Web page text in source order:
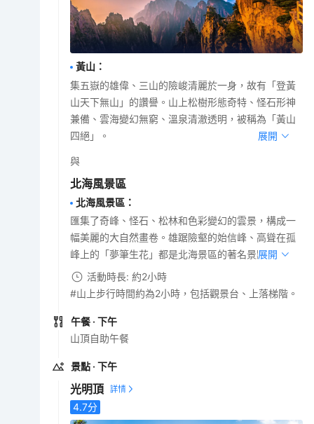
黃山 ：
集五嶽的雄偉、三山的險峻清麗於一身，故有「登黃
山天下無山」的讚譽。山上松樹形態奇特、怪石形神
兼備、雲海變幻無窮、溫泉清澈透明，被稱為「黃山
四絕」。
展開
與
北海風景區
北海風景區 ：
匯集了奇峰、怪石、松林和色彩變幻的雲景，構成一
幅美麗的大自然畫卷。雄踞險壑的始信峰、高聳在孤
峰上的「夢筆生花」都是北海景區的著名景點。
展開
活動時長: 約2小時
#山上步行時間約為2小時，包括觀景台、上落梯階。
午餐 · 下午
山頂自助午餐
景點 · 下午
光明頂
4.7分